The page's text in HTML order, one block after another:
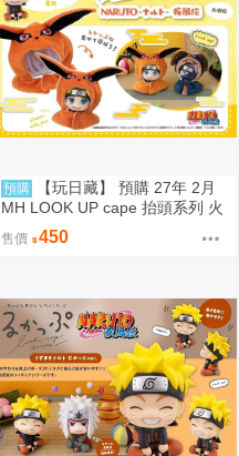
預購
【玩日藏】 預購 27年 2月
MH LOOK UP cape 抬頭系列 火
影忍者疾風傳 九喇嘛 披風 斗篷
系列 頭套 不含公仔 代理版
售價 450